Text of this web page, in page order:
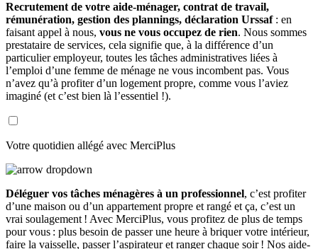
Recrutement de votre aide-ménager, contrat de travail,
rémunération, gestion des plannings, déclaration Urssaf: en
faisant appel à nous, vous ne vous occupez de rien. Nous sommes
prestataire de services, cela signifie que, à la différence d’un
particulier employeur, toutes les tâches administratives liées à
l’emploi d’une femme de ménage ne vous incombent pas. Vous
n’avez qu’à profiter d’un logement propre, comme vous l’aviez
imaginé (et c’est bien là l’essentiel !).
Votre quotidien allégé avec MerciPlus
Déléguer vos tâches ménagères à un professionnel, c’est profiter
d’une maison ou d’un appartement propre et rangé et ça, c’est un
vrai soulagement ! Avec MerciPlus, vous profitez de plus de temps
pour vous : plus besoin de passer une heure à briquer votre intérieur,
faire la vaisselle, passer l’aspirateur et ranger chaque soir ! Nos aide-